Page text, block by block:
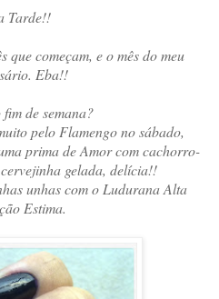
Tarde!!
que começam, e o mês do meu
Eba!!
de semana?
pelo Flamengo no sábado,
prima de Amor com cachorro-
gelada, delícia!!
unhas com o Ludurana Alta
Estima.